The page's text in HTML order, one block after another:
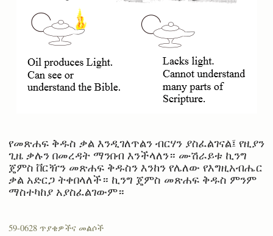
የመጽሐፍ ቅዱስ ቃል እንዲገለጥልን ብርሃን ያስፈልገናል፤ የዚያን
ጊዜ ቃሉን በመረዳት ማንበብ እንችላለን። ሙሽራይቱ ኪንግ
ጄምስ ቨርዥን መጽሐፍ ቅዱስን እንከን የሌለው የእግዚአብሔር
ቃል አድርጋ ትቀበላለች። ኪንግ ጄምስ መጽሐፍ ቅዱስ ምንም
ማስተካከያ አያስፈልገውም።
59-0628 ጥያቄዎችና መልሶች